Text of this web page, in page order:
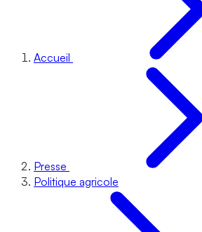
Accueil
Presse
Politique agricole